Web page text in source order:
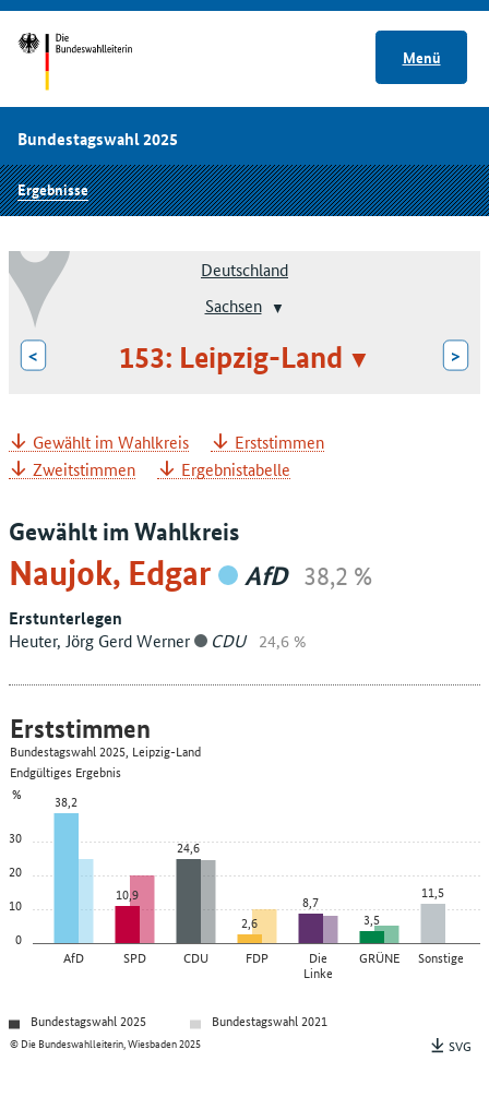
Menü
Bundestagswahl 2025
Ergebnisse
Deutschland
Sachsen
< 153: Leipzig-Land >
Gewählt im Wahlkreis
Erststimmen
Zweitstimmen
Ergebnistabelle
Gewählt im Wahlkreis
Naujok, Edgar AfD 38,2 %
Erstunterlegen
Heuter, Jörg Gerd Werner CDU 24,6 %
0
10
20
30
%
AfD SPD CDU FDP Die
Linke
GRÜNE Sonstige
38,2
10,9
24,6
2,6
8,7
3,5
11,5
© Die Bundeswahlleiterin, Wiesbaden 2025
Erststimmen
Bundestagswahl 2025, Leipzig-Land
Endgültiges Ergebnis
Bundestagswahl 2025
Bundestagswahl 2021
SVG